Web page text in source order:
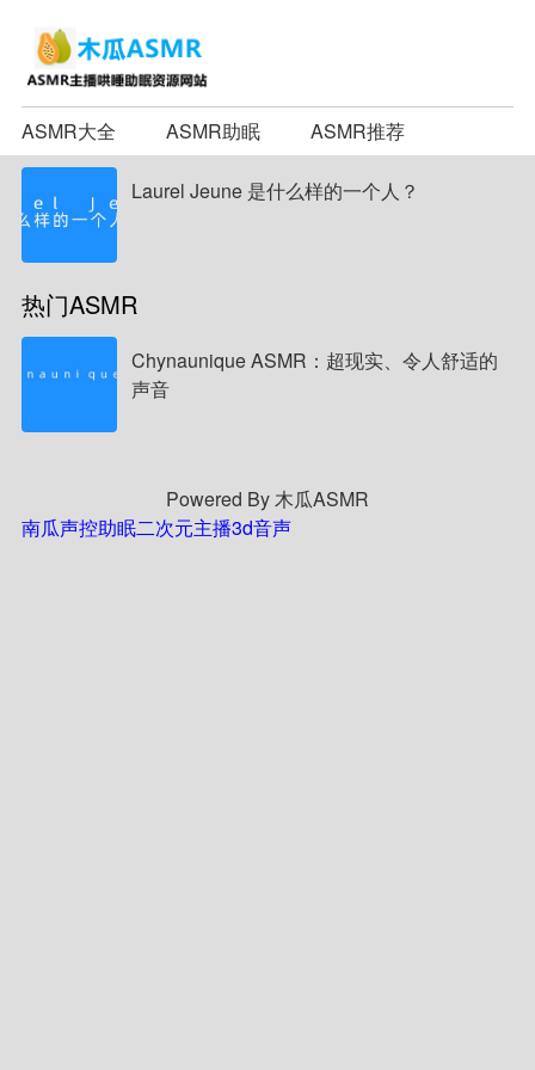
ASMR大全 ASMR助眠 ASMR推荐
Laurel Jeune 是什么样的一个人？
热门ASMR
Chynaunique ASMR：超现实、令人舒适的
声音
Powered By 木瓜ASMR
南瓜声控助眠二次元主播3d音声